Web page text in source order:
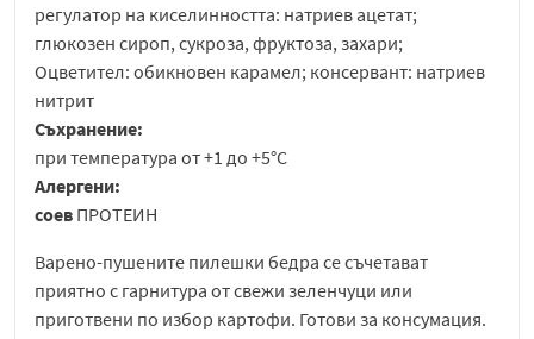
регулатор на киселинността: натриев ацетат;
глюкозен сироп, сукроза, фруктоза, захари;
Оцветител: обикновен карамел; консервант: натриев
нитрит
Съхранение:
при температура от +1 до +5°С
Алергени:
соев ПРОТЕИН
Варено-пушените пилешки бедра се съчетават
приятно с гарнитура от свежи зеленчуци или
приготвени по избор картофи. Готови за консумация.